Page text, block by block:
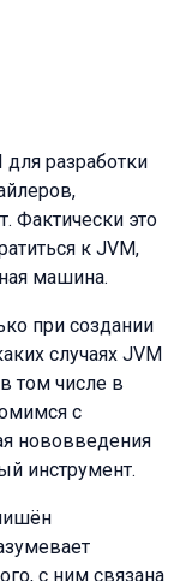
разработки
Фактически это
к JVM,
машина.
при создании
случаях JVM
том числе в
с
нововведения
инструмент.
с ним связана